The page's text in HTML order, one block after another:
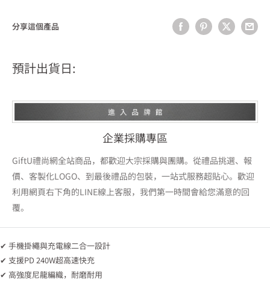
分享這個產品
預計出貨日:
企業採購專區
GiftU禮尚網全站商品，都歡迎大宗採購與團購。從禮品挑選、報
價、客製化LOGO、到最後禮品的包裝，一站式服務超貼心。歡迎
利用網頁右下角的LINE線上客服，我們第一時間會給您滿意的回
覆。
✔ 手機掛繩與充電線二合一設計
✔ 支援PD 240W超高速快充
✔ 高強度尼龍編織，耐磨耐用